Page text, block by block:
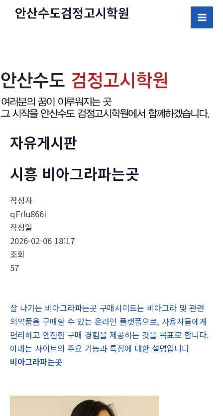
너
뛰
기
안산수도검정고시학원
Main
자유게시판
시흥 비아그라파는곳
작성자
qFrlu866i
작성일
2026-02-06 18:17
조회
57
잘 나가는 비아그라파는곳 구매사이트는 비아그라 및 관련
의약품을 구매할 수 있는 온라인 플랫폼으로, 사용자들에게
편리하고 안전한 구매 경험을 제공하는 것을 목표로 합니다.
아래는 사이트의 주요 기능과 특징에 대한 설명입니다
비아그라파는곳